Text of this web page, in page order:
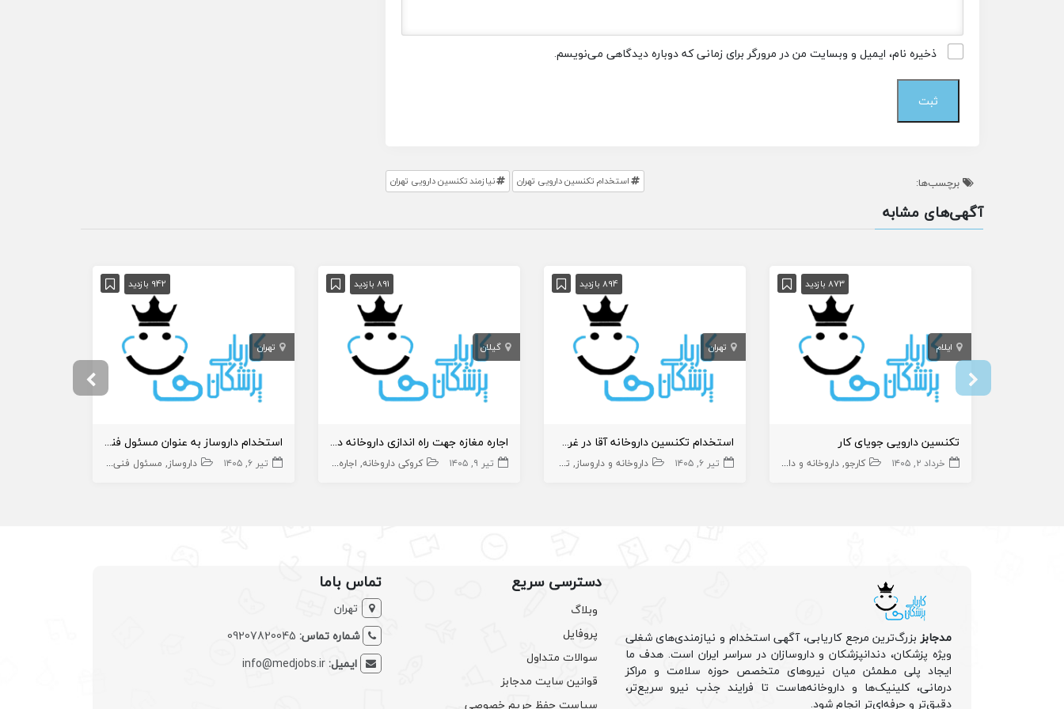
ذخیره نام، ایمیل و وبسایت من در مرورگر برای زمانی که دوباره دیدگاهی می‌نویسم.
برچسب‌ها: استخدام تکنسین دارویی تهران نیازمند تکنسین دارویی تهران
آگهی‌های مشابه
873 بازدید
ایلام
تکنسین دارویی جویای کار
خرداد ۲, ۱۴۰۵ کارجو داروخانه و داروساز تکنسین دارویی
894 بازدید
تهران
استخدام تکنسین داروخانه آقا در غرب تهران
تیر ۶, ۱۴۰۵ داروخانه و داروساز تکنسین دارویی
891 بازدید
گیلان
اجاره مغازه جهت راه اندازی داروخانه در فومن
تیر ۹, ۱۴۰۵ کروکی داروخانه اجاره داروخانه داروخانه و داروساز داروخانه کروکی داروخانه اجاره داروخانه
942 بازدید
تهران
استخدام داروساز به عنوان مسئول فنی داروخانه
تیر ۶, ۱۴۰۵ داروساز مسئول فنی داروخانه
مدجابزبزرگ‌ترین مرجع کاریابی، آگهی استخدام و نیازمندی‌های شغلی
ویژه پزشکان، دندانپزشکان و داروسازان در سراسر ایران است. هدف ما
ایجاد پلی مطمئن میان نیروهای متخصص حوزه سلامت و مراکز
درمانی، کلینیک‌ها و داروخانه‌هاست تا فرایند جذب نیرو سریع‌تر،
دقیق‌تر و حرفه‌ای‌تر انجام شود.
دسترسی سریع
وبلاگ
پروفایل
سوالات متداول
قوانین سایت مدجابز
سیاست حفظ حریم خصوصی
تماس باما
تهران
شماره تماس: 09207820045
ایمیل:info@medjobs.ir